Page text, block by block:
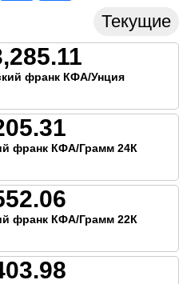
Текущие
франк КФА/Унция
франк КФА/Грамм 24К
франк КФА/Грамм 22К